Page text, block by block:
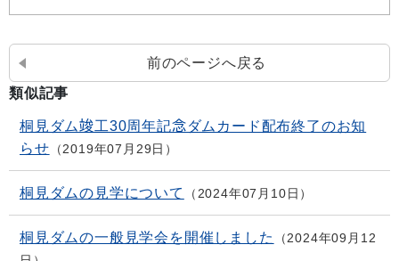
前のページへ戻る
類似記事
桐見ダム竣工30周年記念ダムカード配布終了のお知
らせ
2019年07月29日
桐見ダムの見学について 2024年07月10日
桐見ダムの一般見学会を開催しました
2024年09月12